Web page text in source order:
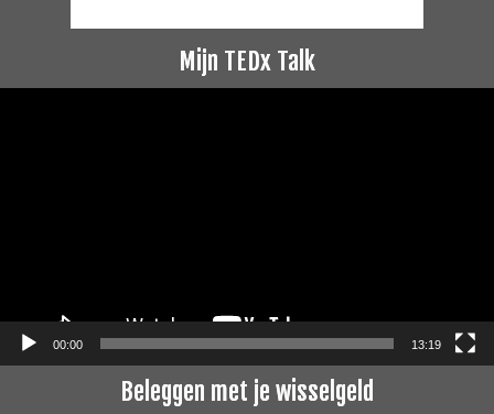
Mijn TEDx Talk
00:00 13:19
Beleggen met je wisselgeld